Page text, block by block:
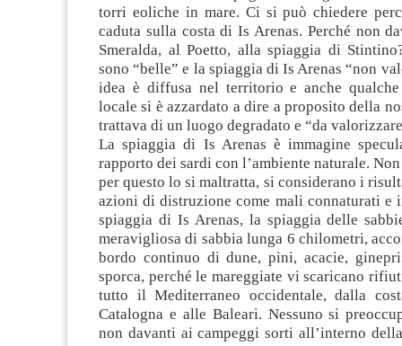
torri eoliche in mare. Ci si può chiedere
caduta sulla costa di Is Arenas. Perché non
Smeralda, al Poetto, alla spiaggia di
sono “belle” e la spiaggia di Is Arenas “non
idea è diffusa nel territorio e anche qualche
locale si è azzardato a dire a proposito della
trattava di un luogo degradato e “da
La spiaggia di Is Arenas è immagine
rapporto dei sardi con l’ambiente naturale.
per questo lo si maltratta, si considerano i
azioni di distruzione come mali connaturati e
spiaggia di Is Arenas, la spiaggia delle
meravigliosa di sabbia lunga 6 chilometri,
bordo continuo di dune, pini, acacie,
sporca, perché le mareggiate vi scaricano
tutto il Mediterraneo occidentale, dalla
Catalogna e alle Baleari. Nessuno si
non davanti ai campeggi sorti all’interno